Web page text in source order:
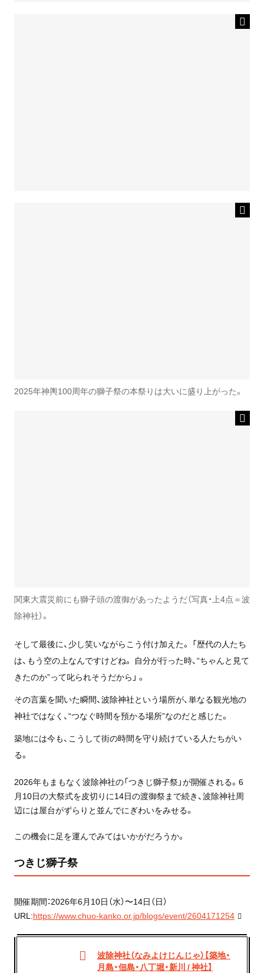
2025年神輿100周年の獅子祭の本祭りは大いに盛り上がった。
関東大震災前にも獅子頭の渡御があったようだ（写真・上4点＝波
除神社）。
そして最後に、少し笑いながらこう付け加えた。 「歴代の人たち
は、もう空の上なんですけどね。 自分が行った時、“ちゃんと見て
きたのか”って叱られそうだから」 。
その言葉を聞いた瞬間、波除神社という場所が、単なる観光地の
神社ではなく、“つなぐ時間を預かる場所”なのだと感じた。
築地には今も、こうして街の時間を守り続けている人たちがい
る。
2026年もまもなく波除神社の「つきじ獅子祭」が開催される。6
月10日の大祭式を皮切りに14日の渡御祭まで続き、波除神社周
辺には屋台がずらりと並んでにぎわいをみせる。
この機会に足を運んでみてはいかがだろうか。
つきじ獅子祭
開催期間：2026年6月10日（水）〜14日（日）
URL:https://www.chuo-kanko.or.jp/blogs/event/2604171254
波除神社（なみよけじんじゃ）【築地・
月島・佃島・八丁堀・新川 / 神社】